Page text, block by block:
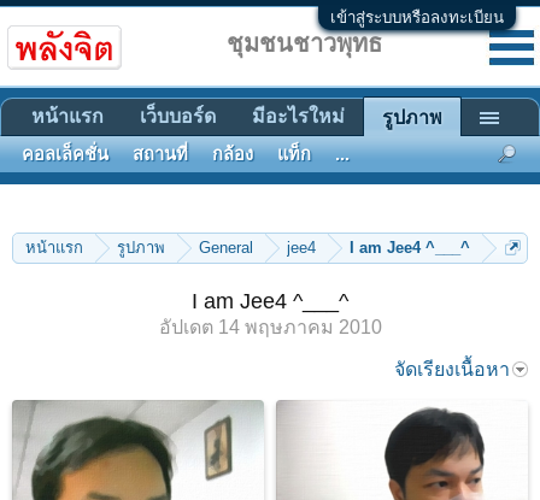
เข้าสู่ระบบหรือลงทะเบียน
หน้าแรก รูปภาพ General jee4 I am Jee4 ^___^
I am Jee4 ^___^
อัปเดต 14 พฤษภาคม 2010
จัดเรียงเนื้อหา
ชุมชนชาวพุทธ
หน้าแรก เว็บบอร์ด มีอะไรใหม่ รูปภาพ
คอลเล็คชั่น สถานที่ กล้อง แท็ก ...